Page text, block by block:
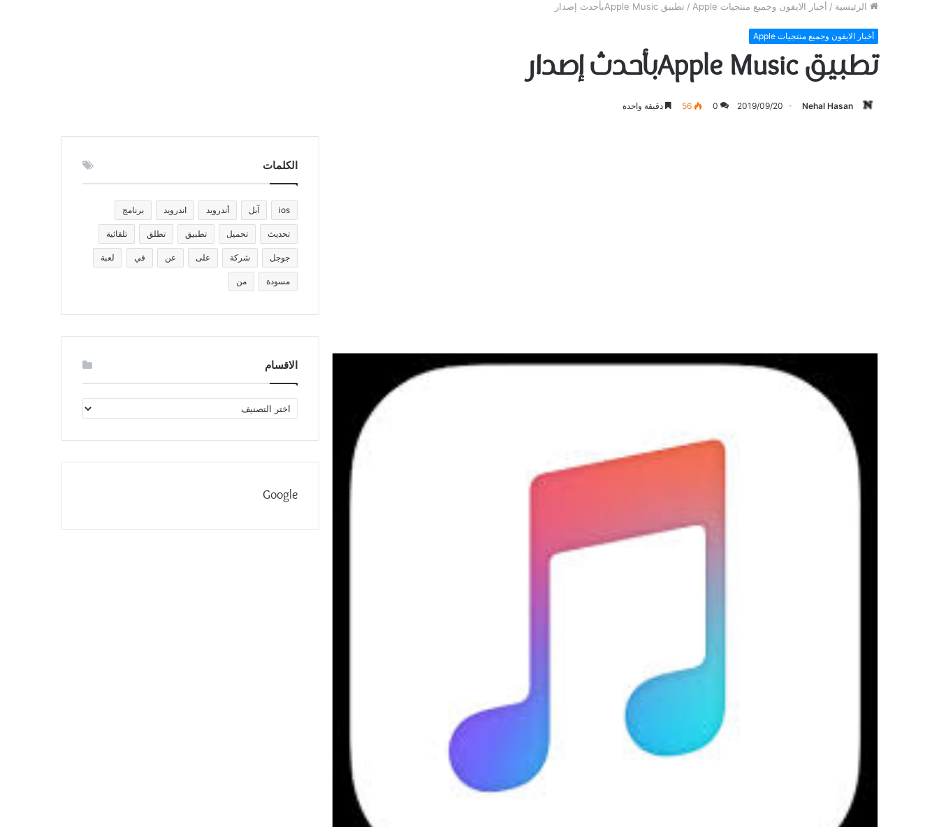
الرئيسية / أخبار الايفون وجميع منتجيات Apple / تطبيق Apple Musicبأحدث إصدار
أخبار الايفون وجميع منتجيات Apple
تطبيق Apple Musicبأحدث إصدار
Nehal Hasan
2019/09/20
0
56 دقيقة واحدة
الكلمات
ios آبل أندرويد اندرويد برنامج
تحديث تحميل تطبيق تطلق تلقائية
جوجل شركة على عن في لعبة
مسودة من
الاقسام
الاقسام
Google